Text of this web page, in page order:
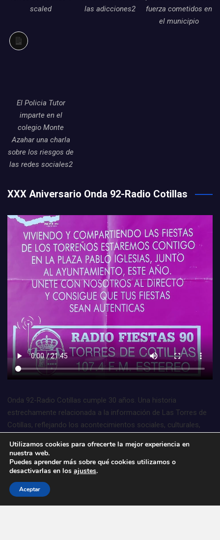
scaled
las adicciones2
fuerza cometidos en
el municipio
Larga
El Policia Tutor
imparte en el
colegio Monte
Azahar una charla
sobre los riesgos de
las redes sociales2
XXX Aniversario Onda 92-Radio Cotillas
Onda 92-Radio Cotillas cumple 30 años. Una historia
estrechamente relacionada a la información de Las Torres de
Cotillas, reflejando los acontecimientos sociales, culturales,
comerciales, etc. Sin dejar de lado el entretenimiento y la
música para amenizar, segundo a segundo, la vida de nuestros
oyentes.Onda 92-Radio Cotillas ¡Siempre a tu lado!
Utilizamos cookies para ofrecerte la mejor experiencia en
nuestra web.
Puedes aprender más sobre qué cookies utilizamos o
desactivarlas en los ajustes.
Aceptar